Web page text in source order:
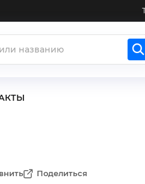
Поделиться